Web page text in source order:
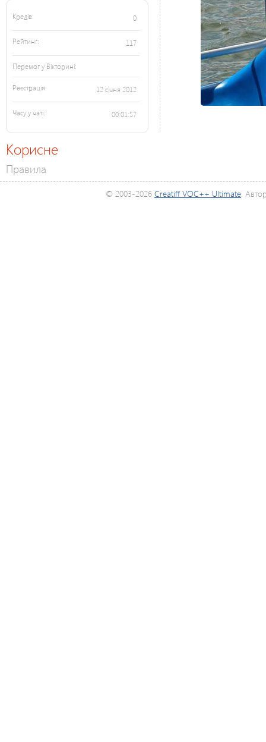
Кредів: 0
Рейтинг: 117
Перемог у Вікторині:
Реєстрація: 12 січня 2012
Часу у чаті: 00:01:57
Корисне
Правила
© 2003-2026 Creatiff VOC++ Ultimate.